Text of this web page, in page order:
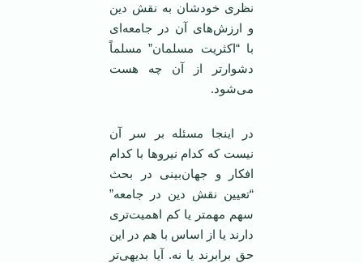
نظری خودشان به نقش دین
و ارزش‌های آن در جامعه‌ای
با “اکثریت مسلمان” مسلماً
دشوارتر از آن چه هست
می‌شود.
در اینجا مسئله بر سر آن
نیست که کدام نیروها با کدام
افکار و جهان‌بینی در بحث
“تعیین نقش دین در جامعه”
سهم مهمتر یا کم اهمیت‌تری
دارند یا از اساس با هم در این
حق برابرند یا نه. آیا بدیهی‌تر